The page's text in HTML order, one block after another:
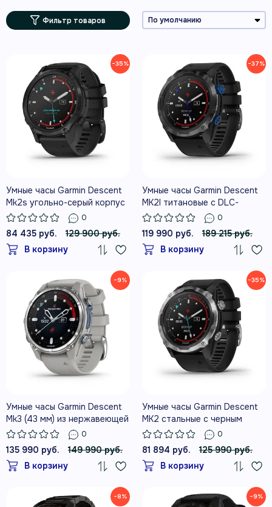
Фильтр товаров
−35%
Умные часы Garmin Descent
Mk2s угольно-серый корпус
с DLC-покрытием, черный
силиконовый ремешок
0
84 435 руб.
129 900 руб.
В корзину
−37%
Умные часы Garmin Descent
MK2I титановые с DLC-
покрытием и черным
0
119 990 руб.
189 215 руб.
В корзину
−9%
Умные часы Garmin Descent
Mk3 (43 мм) из нержавеющей
стали с силиконовым
туманно-серым ремешком
0
135 990 руб.
149 990 руб.
В корзину
−35%
Умные часы Garmin Descent
MK2 стальные с черным
ремешком
0
81 894 руб.
125 990 руб.
В корзину
−8% −9%